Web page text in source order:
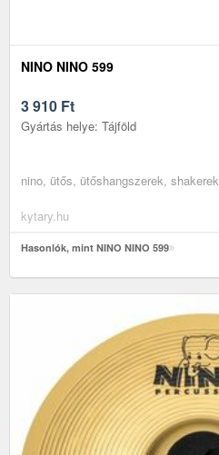
NINO NINO 599
3 910 Ft
Gyártás helye: Tájföld
nino, ütős, ütőshangszerek, shakerek
kytary.hu
Hasonlók, mint NINO NINO 599